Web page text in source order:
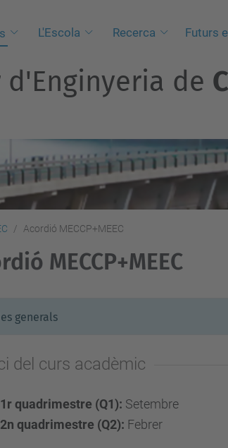
L'Escola Recerca Futurs
d'Enginyeria de
Acordió MECCP+MEEC
MECCP+MEEC
generals
del curs acadèmic
1r quadrimestre (Q1): Setembre
2n quadrimestre (Q2): Febrer